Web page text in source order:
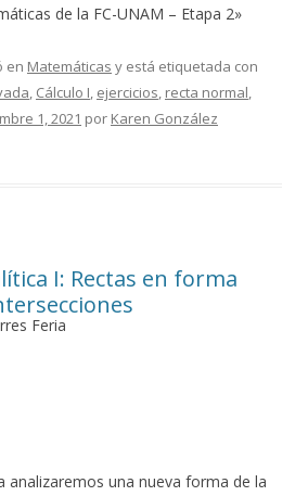
de la FC-UNAM – Etapa 2»
en Matemáticas y está etiquetada con
, Cálculo I, ejercicios, recta normal,
1, 2021 por Karen González
I: Rectas en forma
Feria
analizaremos una nueva forma de la